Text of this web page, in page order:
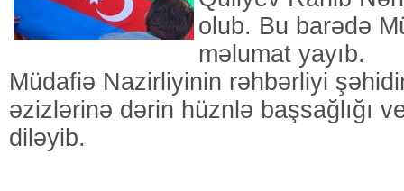
olub. Bu barədə
məlumat yayıb.
Müdafiə Nazirliyinin rəhbərliyi
əzizlərinə dərin hüznlə başsağlığı
diləyib.